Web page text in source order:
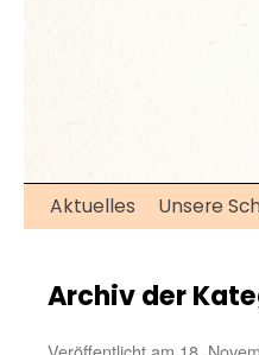
Aktuelles Unsere
Archiv der